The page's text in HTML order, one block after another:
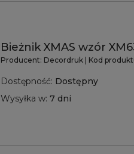
Bieżnik XMAS wzór
Producent: Decordruk | Kod
Dostępność: Dostępny
Wysyłka w: 7 dni